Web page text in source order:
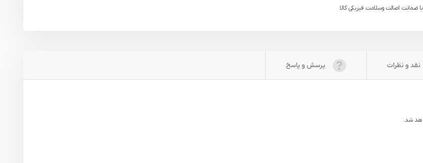
با ضمانت اصالت وسلامت فیزیکی کالا
نقد و نظرات پرسش و پاسخ